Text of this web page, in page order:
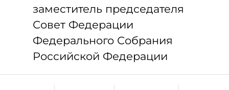
заместитель председателя
Совет Федерации
Федерального Собрания
Российской Федерации